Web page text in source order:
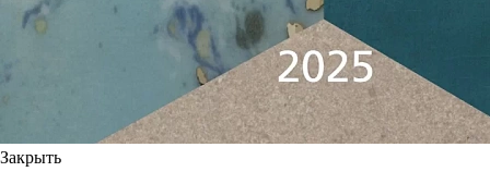
Закрыть